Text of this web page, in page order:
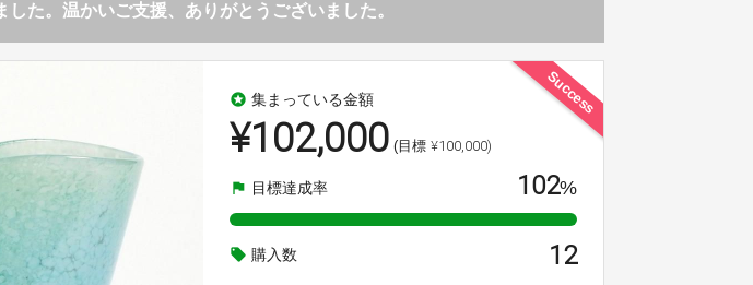
た。温かいご支援、ありがとうございました。
Success
stars 集まっている金額
¥102,000 (目標 ¥100,000)
flag 目標達成率 102%
local_offer 購入数 12